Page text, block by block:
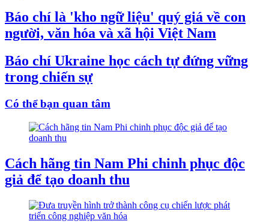
Báo chí là 'kho ngữ liệu' quý giá về con
người, văn hóa và xã hội Việt Nam
Báo chí Ukraine học cách tự đứng vững
trong chiến sự
Có thể bạn quan tâm
Cách hãng tin Nam Phi chinh phục độc
giả để tạo doanh thu